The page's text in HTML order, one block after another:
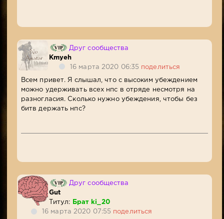
Друг сообщества
Kmyeh
16 марта 2020 06:35 поделиться
Всем привет. Я слышал, что с высоким убеждением
можно удерживать всех нпс в отряде несмотря на
разногласия. Сколько нужно убеждения, чтобы без
битв держать нпс?
Друг сообщества
Gut
Титул:
Брат ki_20
16 марта 2020 07:55
поделиться